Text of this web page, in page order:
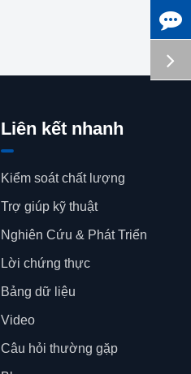
Liên kết nhanh
Kiểm soát chất lượng
Trợ giúp kỹ thuật
Nghiên Cứu & Phát Triển
Lời chứng thực
Bảng dữ liệu
Video
Câu hỏi thường gặp